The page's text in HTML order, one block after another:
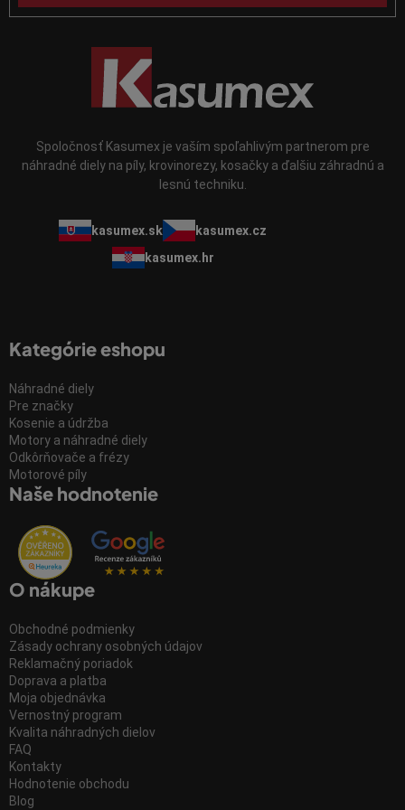
i
Spoločnosť Kasumex je vaším spoľahlivým partnerom pre
náhradné diely na píly, krovinorezy, kosačky a ďalšiu záhradnú a
lesnú techniku.
kasumex.sk
kasumex.cz
kasumex.hr
Kategórie eshopu
Náhradné diely
Pre značky
Kosenie a údržba
Motory a náhradné diely
Odkôrňovače a frézy
Motorové píly
Naše hodnotenie
O nákupe
Obchodné podmienky
Zásady ochrany osobných údajov
Reklamačný poriadok
Doprava a platba
Moja objednávka
Vernostný program
Kvalita náhradných dielov
FAQ
Kontakty
Hodnotenie obchodu
Blog